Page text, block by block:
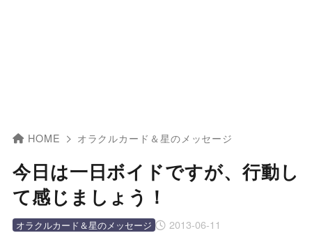
HOME オラクルカード＆星のメッセージ
今日は一日ボイドですが、行動し
て感じましょう！
2013-06-11
オラクルカード＆星のメッセージ